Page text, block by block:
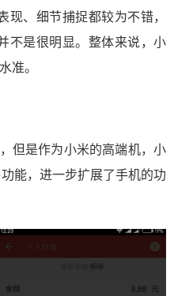
现、细节捕捉都较为不错，
不是很明显。整体来说，小
准。
但是作为小米的高端机，小
能，进一步扩展了手机的功